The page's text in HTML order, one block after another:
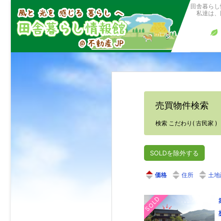
田舎暮ら
私達は、
売買物件検索
検索 こだわり( 古民家 )
SOLDを除外する
価格 住所 土
SOLD